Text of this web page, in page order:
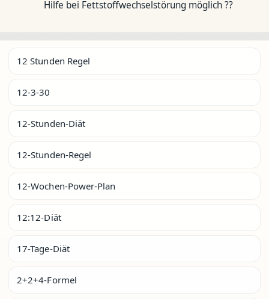
Hilfe bei Fettstoffwechselstörung möglich ??
12 Stunden Regel
12-3-30
12-Stunden-Diät
12-Stunden-Regel
12-Wochen-Power-Plan
12:12-Diät
17-Tage-Diät
2+2+4-Formel